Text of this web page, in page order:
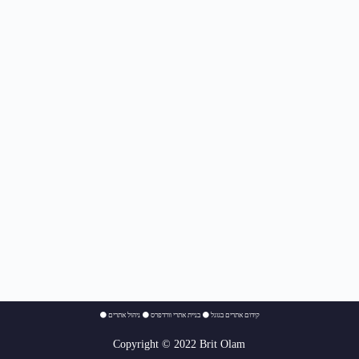
⚫ קידום אתרים בגוגל ⚫בניית אתרי וורדפרס ⚫ניהול אתרים
Copyright © 2022 Brit Olam